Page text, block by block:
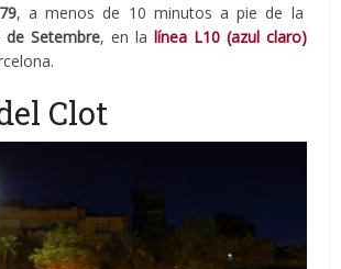
, a menos de 10 minutos a pie de la
de Setembre, en la línea L10 (azul claro)
Clot